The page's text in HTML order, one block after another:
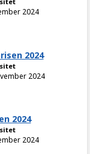
2024
2024
2024
2024
2024